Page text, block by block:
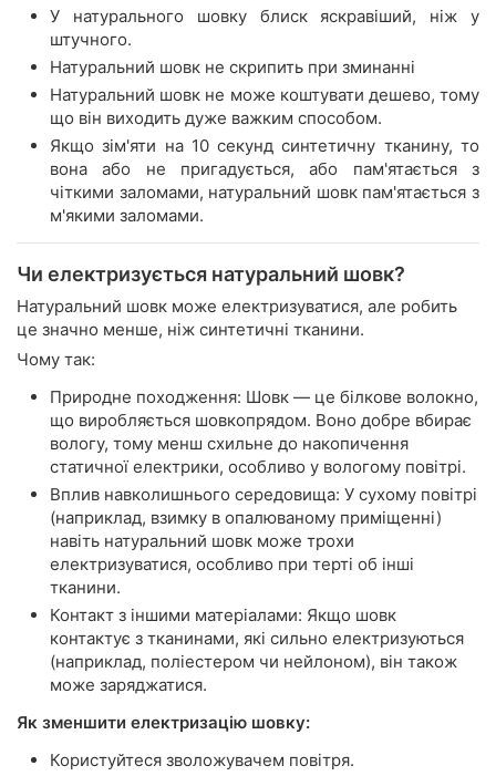
У натурального шовку блиск яскравіший, ніж у
штучного.
Натуральний шовк не скрипить при зминанні
Натуральний шовк не може коштувати дешево, тому
що він виходить дуже важким способом.
Якщо зім'яти на 10 секунд синтетичну тканину, то
вона або не пригадується, або пам'ятається з
чіткими заломами, натуральний шовк пам'ятається з
м'якими заломами.
Чи електризується натуральний шовк?
Натуральний шовк може електризуватися, але робить
це значно менше, ніж синтетичні тканини.
Чому так:
Природне походження: Шовк — це білкове волокно,
що виробляється шовкопрядом. Воно добре вбирає
вологу, тому менш схильне до накопичення
статичної електрики, особливо у вологому повітрі.
Вплив навколишнього середовища: У сухому повітрі
(наприклад, взимку в опалюваному приміщенні)
навіть натуральний шовк може трохи
електризуватися, особливо при терті об інші
тканини.
Контакт з іншими матеріалами: Якщо шовк
контактує з тканинами, які сильно електризуються
(наприклад, поліестером чи нейлоном), він також
може заряджатися.
Як зменшити електризацію шовку:
Користуйтеся зволожувачем повітря.